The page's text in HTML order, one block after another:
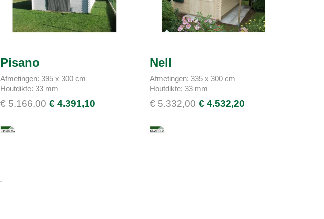
Pisano
Afmetingen: 395 x 300 cm
Houtdikte: 33 mm
€ 5.166,00 € 4.391,10
Nell
Afmetingen: 335 x 300 cm
Houtdikte: 33 mm
€ 5.332,00 € 4.532,20